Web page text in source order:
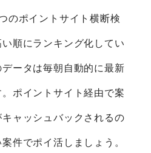
のポイントサイト横断検
順にランキング化してい
ータは毎朝自動的に最新
ポイントサイト経由で案
ャッシュバックされるの
件でポイ活しましょう。